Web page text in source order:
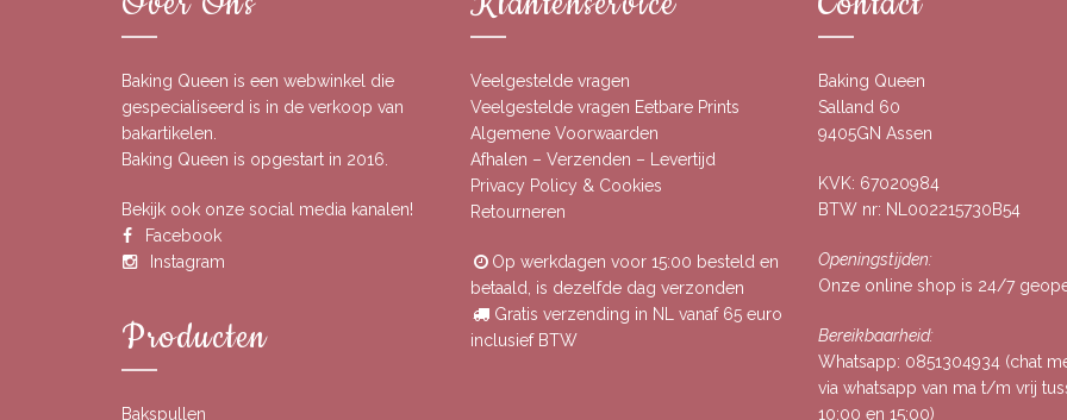
Baking Queen is een webwinkel die
gespecialiseerd is in de verkoop van
bakartikelen.
Baking Queen is opgestart in 2016.
Bekijk ook onze social media kanalen!
Facebook
Instagram
Producten
Bakspullen
Veelgestelde vragen
Veelgestelde vragen Eetbare Prints
Algemene Voorwaarden
Afhalen – Verzenden – Levertijd
Privacy Policy & Cookies
Retourneren
Op werkdagen voor 15:00 besteld en
betaald, is dezelfde dag verzonden
Gratis verzending in NL vanaf 65 euro
inclusief BTW
Baking Queen
Salland 60
9405GN Assen
KVK: 67020984
BTW nr: NL002215730B54
Openingstijden:
Onze online shop is 24/7
Bereikbaarheid:
Whatsapp: 0851304934 (chat
via whatsapp van ma t/m vrij
10:00 en 15:00)